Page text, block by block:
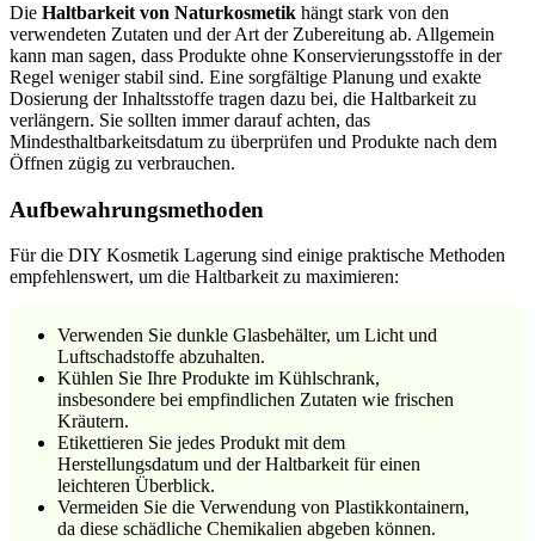
Die Haltbarkeit von Naturkosmetik hängt stark von den
verwendeten Zutaten und der Art der Zubereitung ab. Allgemein
kann man sagen, dass Produkte ohne Konservierungsstoffe in der
Regel weniger stabil sind. Eine sorgfältige Planung und exakte
Dosierung der Inhaltsstoffe tragen dazu bei, die Haltbarkeit zu
verlängern. Sie sollten immer darauf achten, das
Mindesthaltbarkeitsdatum zu überprüfen und Produkte nach dem
Öffnen zügig zu verbrauchen.
Aufbewahrungsmethoden
Für die DIY Kosmetik Lagerung sind einige praktische Methoden
empfehlenswert, um die Haltbarkeit zu maximieren:
Verwenden Sie dunkle Glasbehälter, um Licht und
Luftschadstoffe abzuhalten.
Kühlen Sie Ihre Produkte im Kühlschrank,
insbesondere bei empfindlichen Zutaten wie frischen
Kräutern.
Etikettieren Sie jedes Produkt mit dem
Herstellungsdatum und der Haltbarkeit für einen
leichteren Überblick.
Vermeiden Sie die Verwendung von Plastikkontainern,
da diese schädliche Chemikalien abgeben können.